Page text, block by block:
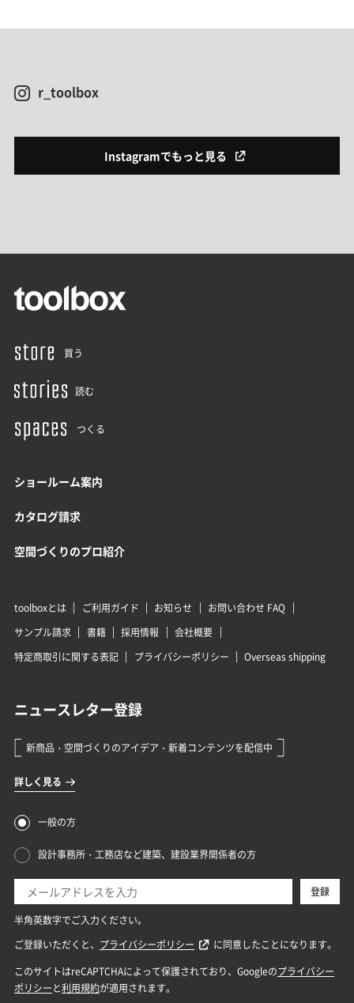
r_toolbox
Instagramでもっと見る
買う
読む
つくる
ショールーム案内
カタログ請求
空間づくりのプロ紹介
toolboxとは ご利用ガイド お知らせ
お問い合わせ FAQ
サンプル請求
書籍 採用情報
会社概要
特定商取引に関する表記
プライバシーポリシー Overseas shipping